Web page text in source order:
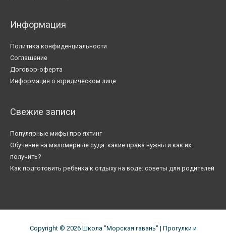
Информация
Политика конфиденциальности
Соглашение
Договор-оферта
Информация о юридическом лице
Свежие записи
Популярные мифы про яхтинг
Обучение на маломерные суда: какие права нужны и как их
получить?
Как подготовить ребенка к отдыху на воде: советы для родителей
Copyright © 2026 Школа "Морская гавань" | Прогулки и